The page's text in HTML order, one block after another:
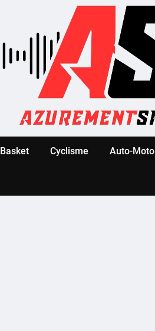
Basket Cyclisme Auto-Moto